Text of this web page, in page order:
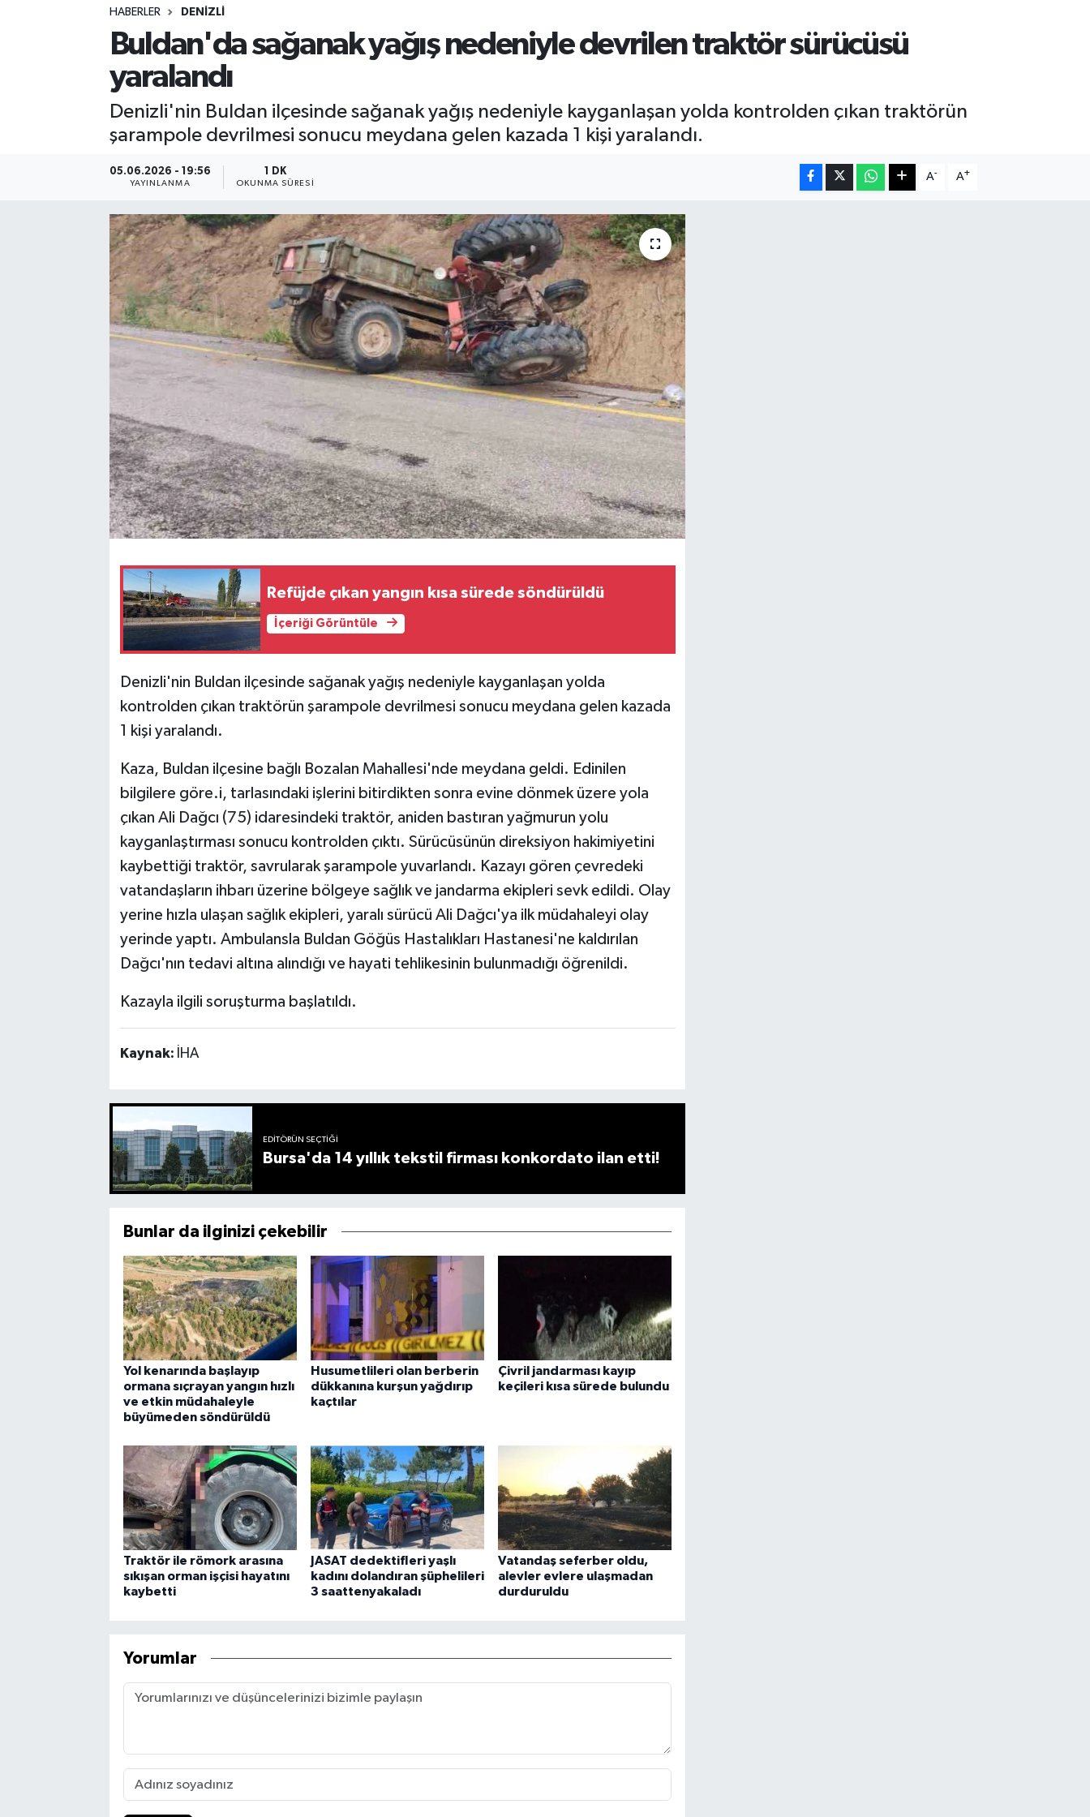
HABERLER DENIZLI
Buldan'da sağanak yağış nedeniyle devrilen traktör sürücüsü
yaralandı
Denizli'nin Buldan ilçesinde sağanak yağış nedeniyle kayganlaşan yolda kontrolden çıkan traktörün
şarampole devrilmesi sonucu meydana gelen kazada 1 kişi yaralandı.
05.06.2026 - 19:56
YAYINLANMA
1 DK
OKUNMA SÜRESI
A- A+
Refüjde çıkan yangın kısa sürede söndürüldü
İçeriği Görüntüle
Denizli'nin Buldan ilçesinde sağanak yağış nedeniyle kayganlaşan yolda
kontrolden çıkan traktörün şarampole devrilmesi sonucu meydana gelen kazada
1 kişi yaralandı.
Kaza, Buldan ilçesine bağlı Bozalan Mahallesi'nde meydana geldi. Edinilen
bilgilere göre.i, tarlasındaki işlerini bitirdikten sonra evine dönmek üzere yola
çıkan Ali Dağcı (75) idaresindeki traktör, aniden bastıran yağmurun yolu
kayganlaştırması sonucu kontrolden çıktı. Sürücüsünün direksiyon hakimiyetini
kaybettiği traktör, savrularak şarampole yuvarlandı. Kazayı gören çevredeki
vatandaşların ihbarı üzerine bölgeye sağlık ve jandarma ekipleri sevk edildi. Olay
yerine hızla ulaşan sağlık ekipleri, yaralı sürücü Ali Dağcı'ya ilk müdahaleyi olay
yerinde yaptı. Ambulansla Buldan Göğüs Hastalıkları Hastanesi'ne kaldırılan
Dağcı'nın tedavi altına alındığı ve hayati tehlikesinin bulunmadığı öğrenildi.
Kazayla ilgili soruşturma başlatıldı.
Kaynak: İHA
EDITÖRÜN SEÇTIĞI
Bursa'da 14 yıllık tekstil firması konkordato ilan etti!
Bunlar da ilginizi çekebilir
Yol kenarında başlayıp
ormana sıçrayan yangın hızlı
ve etkin müdahaleyle
büyümeden söndürüldü
Husumetlileri olan berberin
dükkanına kurşun yağdırıp
kaçtılar
Çivril jandarması kayıp
keçileri kısa sürede bulundu
Traktör ile römork arasına
sıkışan orman işçisi hayatını
kaybetti
JASAT dedektifleri yaşlı
kadını dolandıran şüphelileri
3 saattenyakaladı
Vatandaş seferber oldu,
alevler evlere ulaşmadan
durduruldu
Yorumlar